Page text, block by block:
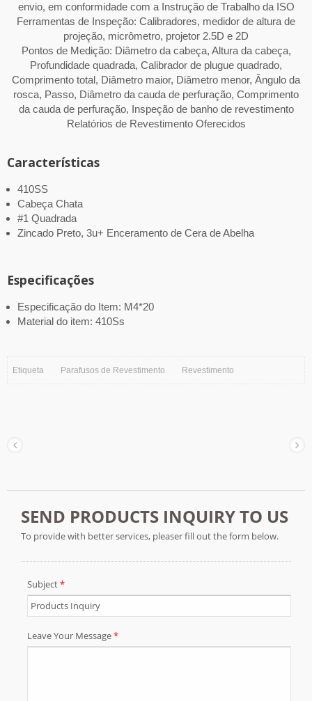
envio, em conformidade com a Instrução de Trabalho da ISO
Ferramentas de Inspeção: Calibradores, medidor de altura de
projeção, micrômetro, projetor 2.5D e 2D
Pontos de Medição: Diâmetro da cabeça, Altura da cabeça,
Profundidade quadrada, Calibrador de plugue quadrado,
Comprimento total, Diâmetro maior, Diâmetro menor, Ângulo da
rosca, Passo, Diâmetro da cauda de perfuração, Comprimento
da cauda de perfuração, Inspeção de banho de revestimento
Relatórios de Revestimento Oferecidos
Características
410SS
Cabeça Chata
#1 Quadrada
Zincado Preto, 3u+ Enceramento de Cera de Abelha
Especificações
Especificação do Item: M4*20
Material do item: 410Ss
Etiqueta Parafusos de Revestimento Revestimento